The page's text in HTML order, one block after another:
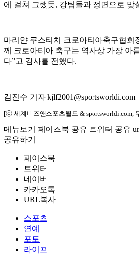
에 걸쳐 그랬듯, 강팀들과 정면으로 맞
마리얀 쿠스티치 크로아티아축구협회
께 크로아티아 축구는 역사상 가장 아
다”고 감사를 전했다.
김진수 기자 kjlf2001@sportsworldi.com
[ⓒ 세계비즈앤스포츠월드 & sportsworldi.com,
메뉴보기 페이스북 공유 트위터 공유
공유하기
페이스북
트위터
네이버
카카오톡
URL복사
스포츠
연예
포토
라이프